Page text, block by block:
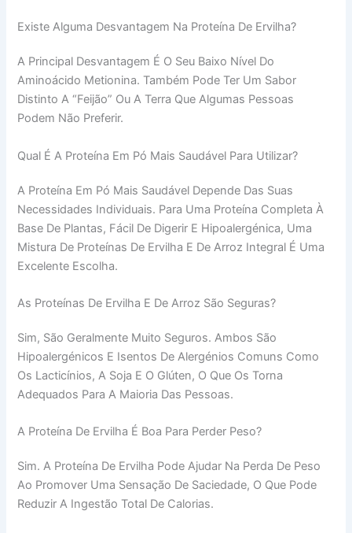
Existe Alguma Desvantagem Na Proteína De Ervilha?
A Principal Desvantagem É O Seu Baixo Nível Do
Aminoácido Metionina. Também Pode Ter Um Sabor
Distinto A “feijão” Ou A Terra Que Algumas Pessoas
Podem Não Preferir.
Qual É A Proteína Em Pó Mais Saudável Para Utilizar?
A Proteína Em Pó Mais Saudável Depende Das Suas
Necessidades Individuais. Para Uma Proteína Completa À
Base De Plantas, Fácil De Digerir E Hipoalergénica, Uma
Mistura De Proteínas De Ervilha E De Arroz Integral É Uma
Excelente Escolha.
As Proteínas De Ervilha E De Arroz São Seguras?
Sim, São Geralmente Muito Seguros. Ambos São
Hipoalergénicos E Isentos De Alergénios Comuns Como
Os Lacticínios, A Soja E O Glúten, O Que Os Torna
Adequados Para A Maioria Das Pessoas.
A Proteína De Ervilha É Boa Para Perder Peso?
Sim. A Proteína De Ervilha Pode Ajudar Na Perda De Peso
Ao Promover Uma Sensação De Saciedade, O Que Pode
Reduzir A Ingestão Total De Calorias.